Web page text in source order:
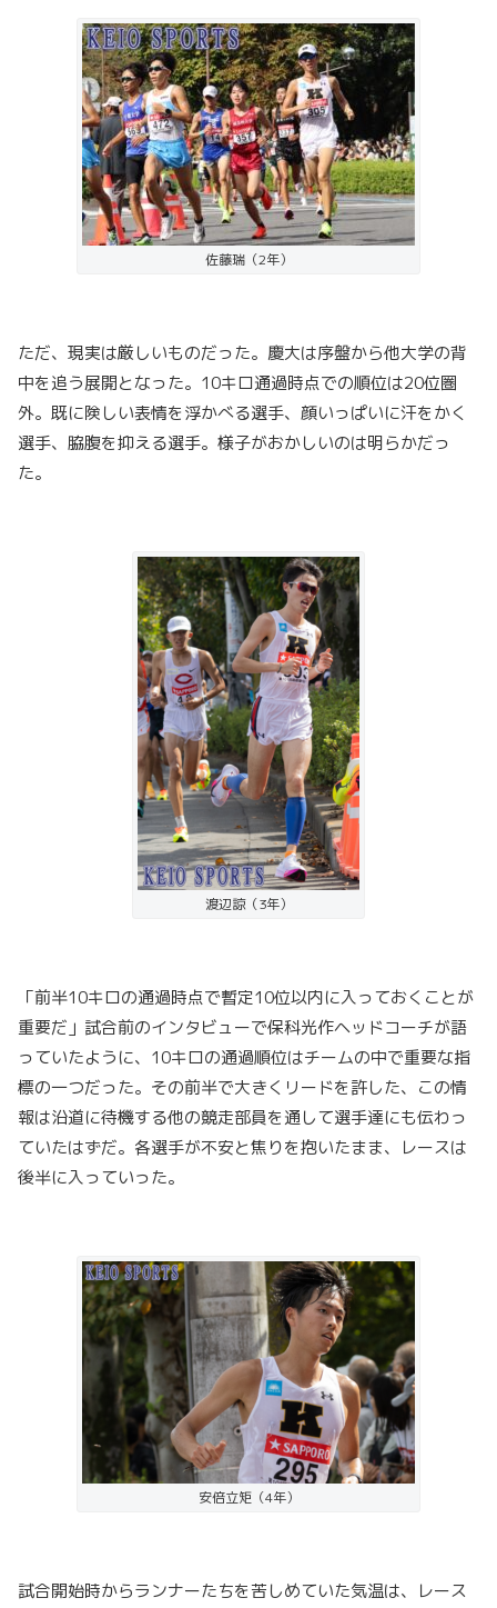
佐藤瑞（2年）
ただ、現実は厳しいものだった。慶大は序盤から他大学の背
中を追う展開となった。10キロ通過時点での順位は20位圏
外。既に険しい表情を浮かべる選手、顔いっぱいに汗をかく
選手、脇腹を抑える選手。様子がおかしいのは明らかだっ
た。
渡辺諒（3年）
「前半10キロの通過時点で暫定10位以内に入っておくことが
重要だ」試合前のインタビューで保科光作ヘッドコーチが語
っていたように、10キロの通過順位はチームの中で重要な指
標の一つだった。その前半で大きくリードを許した、この情
報は沿道に待機する他の競走部員を通して選手達にも伝わっ
ていたはずだ。各選手が不安と焦りを抱いたまま、レースは
後半に入っていった。
安倍立矩（4年）
試合開始時からランナーたちを苦しめていた気温は、レース